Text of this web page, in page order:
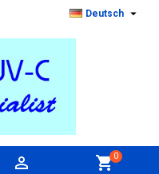
Deutsch 
 shopping_cart0